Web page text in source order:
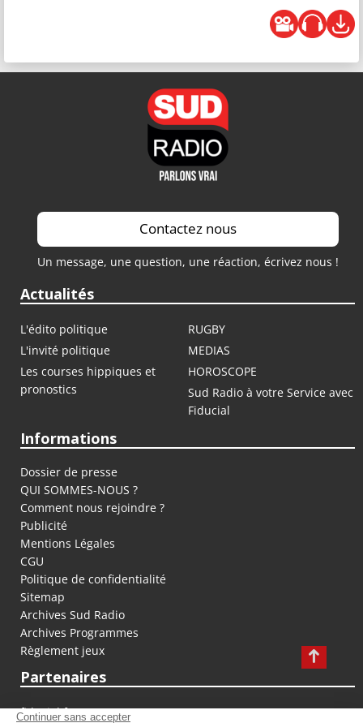
Contactez nous
Un message, une question, une réaction, écrivez nous !
Actualités
L'édito politique
RUGBY
L'invité politique
MEDIAS
Les courses hippiques et
pronostics
HOROSCOPE
Sud Radio à votre Service avec
Fiducial
Informations
Dossier de presse
QUI SOMMES-NOUS ?
Comment nous rejoindre ?
Publicité
Mentions Légales
CGU
Politique de confidentialité
Sitemap
Archives Sud Radio
Archives Programmes
Règlement jeux
Partenaires
fiducial.fr